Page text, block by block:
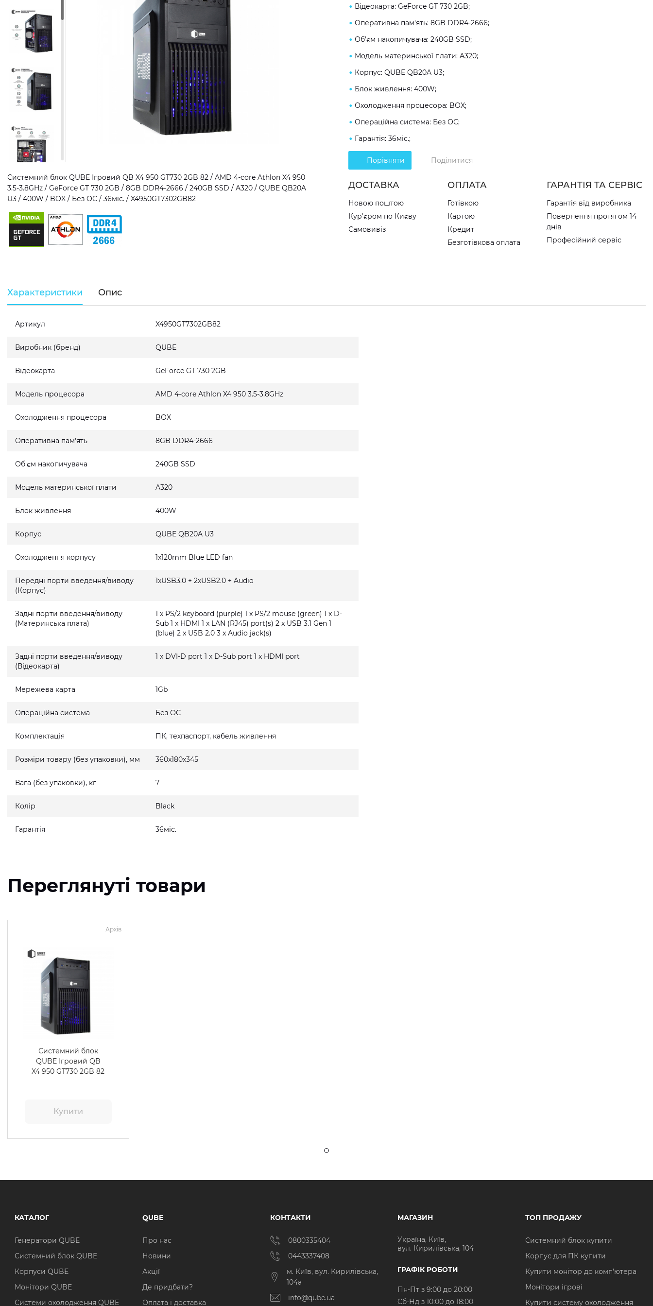
Системний блок QUBE Ігровий QB X4 950 GT730 2GB 82 / AMD 4-core Athlon X4 950
3.5-3.8GHz / GeForce GT 730 2GB / 8GB DDR4-2666 / 240GB SSD / A320 / QUBE QB20A
U3 / 400W / BOX / Без ОС / 36міс. / X4950GT7302GB82
Відеокарта: GeForce GT 730 2GB;
Оперативна пам'ять: 8GB DDR4-2666;
Об'єм накопичувача: 240GB SSD;
Модель материнської плати: A320;
Корпус: QUBE QB20A U3;
Блок живлення: 400W;
Охолодження процесора: BOX;
Операційна система: Без ОС;
Гарантія: 36міс.;
Порівняти Поділитися
ДОСТАВКА
Новою поштою
Кур'єром по Києву
Самовивіз
ОПЛАТА
Готівкою
Картою
Кредит
Безготівкова оплата
ГАРАНТІЯ ТА СЕРВІС
Гарантія від виробника
Повернення протягом 14
днів
Професійний сервіс
Характеристики Опис
Артикул X4950GT7302GB82
Виробник (бренд) QUBE
Відеокарта GeForce GT 730 2GB
Модель процесора AMD 4-core Athlon X4 950 3.5-3.8GHz
Охолодження процесора BOX
Оперативна пам'ять 8GB DDR4-2666
Об'єм накопичувача 240GB SSD
Модель материнської плати A320
Блок живлення 400W
Корпус QUBE QB20A U3
Охолодження корпусу 1x120mm Blue LED fan
Передні порти введення/виводу
(Корпус)
1xUSB3.0 + 2xUSB2.0 + Audio
Задні порти введення/виводу
(Материнська плата)
1 x PS/2 keyboard (purple) 1 x PS/2 mouse (green) 1 x D-
Sub 1 x HDMI 1 x LAN (RJ45) port(s) 2 x USB 3.1 Gen 1
(blue) 2 x USB 2.0 3 x Audio jack(s)
Задні порти введення/виводу
(Відеокарта)
1 x DVI-D port 1 x D-Sub port 1 x HDMI port
Мережева карта 1Gb
Операційна система Без ОС
Комплектація ПК, техпаспорт, кабель живлення
Розміри товару (без упаковки), мм 360x180x345
Вага (без упаковки), кг 7
Колір Black
Гарантія 36міс.
Переглянуті товари
Архів
Системний блок
QUBE Ігровий QB
X4 950 GT730 2GB 82
Купити
КАТАЛОГ
Генератори QUBE
Системний блок QUBE
Корпуси QUBE
Монітори QUBE
Системи охолодження QUBE
QUBE
Про нас
Новини
Акції
Де придбати?
Оплата і доставка
КОНТАКТИ
0800335404
0443337408
м. Київ, вул. Кирилівська,
104а
info@qube.ua
МАГАЗИН
Україна, Київ,
вул. Кирилівська, 104
ГРАФІК РОБОТИ
Пн-Пт з 9:00 до 20:00
Cб-Нд з 10:00 до 18:00
ТОП ПРОДАЖУ
Системний блок купити
Корпус для ПК купити
Купити монітор до комп'ютера
Монітори ігрові
Купити систему охолодження